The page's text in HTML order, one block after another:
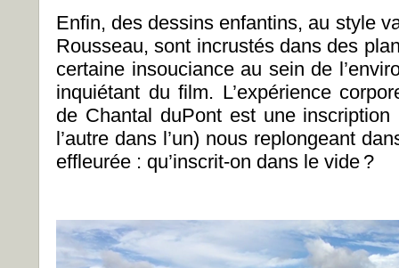
Enfin, des dessins enfantins, au style
Rousseau, sont incrustés dans des
certaine insouciance au sein de
inquiétant du film. L’expérience
de Chantal duPont est une inscription
l’autre dans l’un) nous replongeant
effleurée : qu’inscrit-on dans le vide ?